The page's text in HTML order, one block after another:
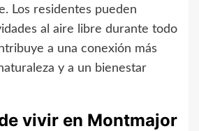
Los residentes pueden
al aire libre durante todo
a una conexión más
y a un bienestar
vivir en Montmajor